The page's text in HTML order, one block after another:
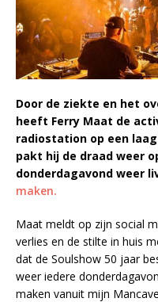
Door de ziekte en het
heeft Ferry Maat de
radiostation op een
pakt hij de draad weer
donderdagavond weer
maken.
Maat meldt op zijn social
verlies en de stilte in huis
dat de Soulshow 50 jaar
weer iedere
maken vanuit mijn